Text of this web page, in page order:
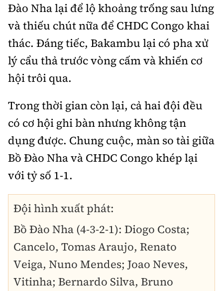
Đào Nha lại để lộ khoảng trống sau lưng
và thiếu chút nữa để CHDC Congo khai
thác. Đáng tiếc, Bakambu lại có pha xử
lý cẩu thả trước vòng cấm và khiến cơ
hội trôi qua.
Trong thời gian còn lại, cả hai đội đều
có cơ hội ghi bàn nhưng không tận
dụng được. Chung cuộc, màn so tài giữa
Bồ Đào Nha và CHDC Congo khép lại
với tỷ số 1-1.
Đội hình xuất phát:
Bồ Đào Nha (4-3-2-1): Diogo Costa;
Cancelo, Tomas Araujo, Renato
Veiga, Nuno Mendes; Joao Neves,
Vitinha; Bernardo Silva, Bruno